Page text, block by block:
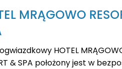
MRĄGOWO
HOTEL
& SPA położony jest w